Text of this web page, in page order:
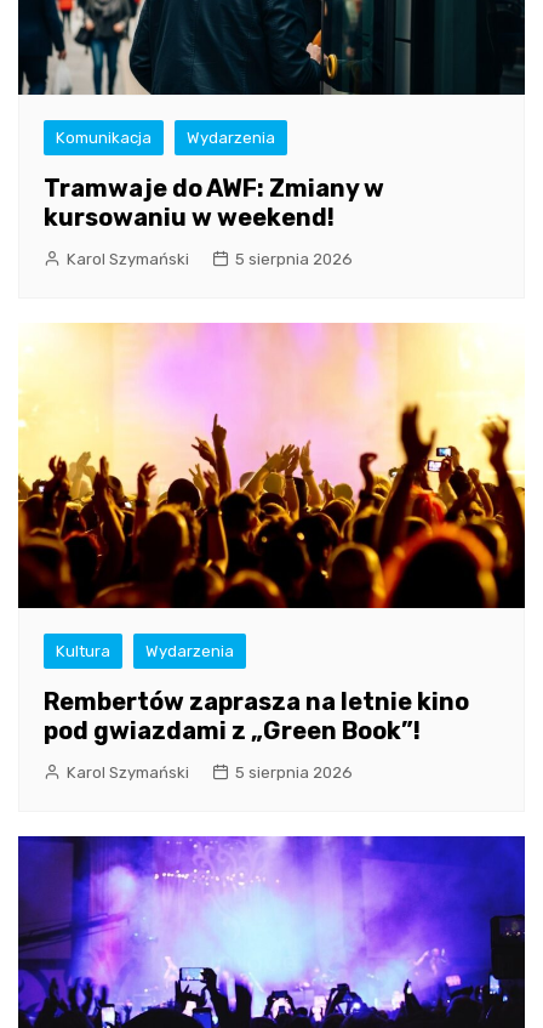
Komunikacja Wydarzenia
Tramwaje do AWF: Zmiany w
kursowaniu w weekend!
Karol Szymański 5 sierpnia 2026
Kultura Wydarzenia
Rembertów zaprasza na letnie kino
pod gwiazdami z „Green Book”!
Karol Szymański 5 sierpnia 2026